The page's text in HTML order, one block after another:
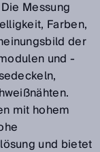
Messung
Farben,
der
und -
mit hohem
und bietet